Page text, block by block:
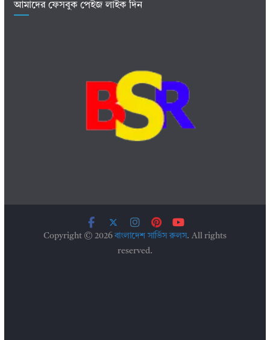
আমাদের ফেসবুক পেইজ লাইক দিন
Copyright © 2026বাংলাদেশ সার্ভিস রুলস. All rights
reserved.